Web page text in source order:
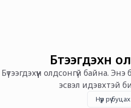
Бүтээгдэхүүн
Бүтээгдэхүүн олдсонгүй байна. Энэ
эсвэл идэвхтэй
Нүүр рүү буцах